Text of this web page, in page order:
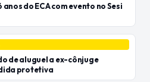
do ECA com evento no Sesi
de aluguel a ex-cônjuge
protetiva